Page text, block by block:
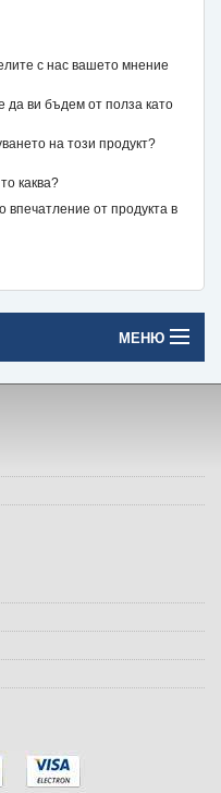
с нас вашето мнение
да ви бъдем от полза като
на този продукт?
каква?
от продукта в
МЕНЮ